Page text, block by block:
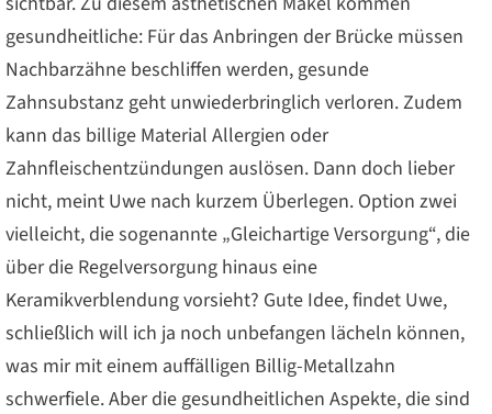
gesundheitliche: Für das Anbringen der Brücke müssen
Nachbarzähne beschliffen werden, gesunde
Zahnsubstanz geht unwiederbringlich verloren. Zudem
kann das billige Material Allergien oder
Zahnfleischentzündungen auslösen. Dann doch lieber
nicht, meint Uwe nach kurzem Überlegen. Option zwei
vielleicht, die sogenannte „Gleichartige Versorgung“, die
über die Regelversorgung hinaus eine
Keramikverblendung vorsieht? Gute Idee, findet Uwe,
schließlich will ich ja noch unbefangen lächeln können,
was mir mit einem auffälligen Billig-Metallzahn
schwerfiele. Aber die gesundheitlichen Aspekte, die sind